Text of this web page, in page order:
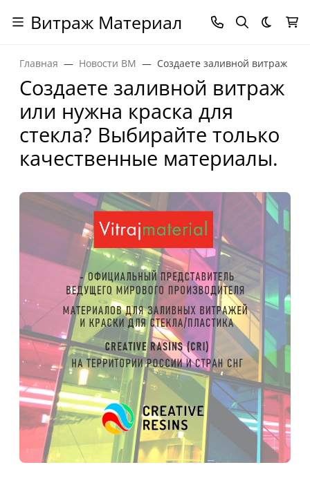
Витраж Материал Темная
Главная Новости ВМ Создаете заливной витраж
Создаете заливной витраж
или нужна краска для
стекла? Выбирайте только
качественные материалы.